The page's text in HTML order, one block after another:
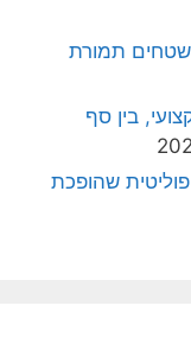
תמורת
בין סף
שהופכת